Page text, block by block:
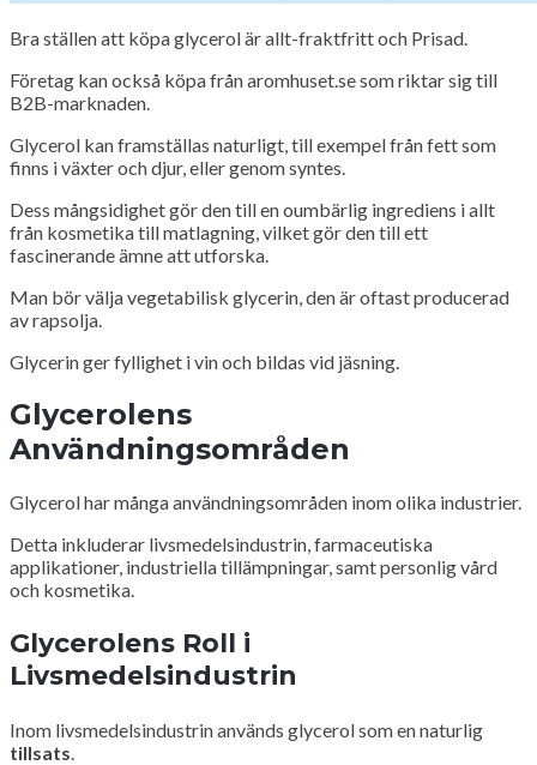
Bra ställen att köpa glycerol är allt-fraktfritt och Prisad.
Företag kan också köpa från aromhuset.se som riktar sig till
B2B-marknaden.
Glycerol kan framställas naturligt, till exempel från fett som
finns i växter och djur, eller genom syntes.
Dess mångsidighet gör den till en oumbärlig ingrediens i allt
från kosmetika till matlagning, vilket gör den till ett
fascinerande ämne att utforska.
Man bör välja vegetabilisk glycerin, den är oftast producerad
av rapsolja.
Glycerin ger fyllighet i vin och bildas vid jäsning.
Glycerolens
Användningsområden
Glycerol har många användningsområden inom olika industrier.
Detta inkluderar livsmedelsindustrin, farmaceutiska
applikationer, industriella tillämpningar, samt personlig vård
och kosmetika.
Glycerolens Roll i
Livsmedelsindustrin
Inom livsmedelsindustrin används glycerol som en naturlig
tillsats.